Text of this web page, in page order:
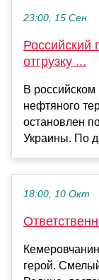
23:00, 15 Сен
Российский
отгрузку ...
В
нефтяного
остановлен
Украины. По
18:00, 10 Окт
герой.